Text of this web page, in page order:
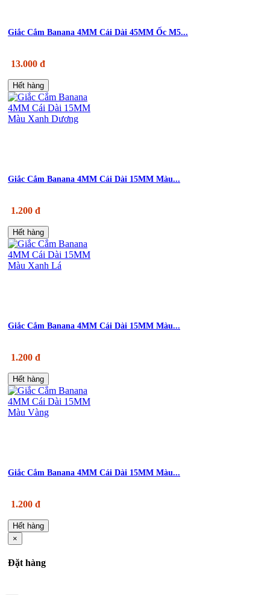
Giắc Cắm Banana 4MM Cái Dài 45MM Ốc M5...
13.000 đ
Hết hàng
Giắc Cắm Banana 4MM Cái Dài 15MM Màu...
1.200 đ
Hết hàng
Giắc Cắm Banana 4MM Cái Dài 15MM Màu...
1.200 đ
Hết hàng
Giắc Cắm Banana 4MM Cái Dài 15MM Màu...
1.200 đ
Hết hàng
×
Đặt hàng